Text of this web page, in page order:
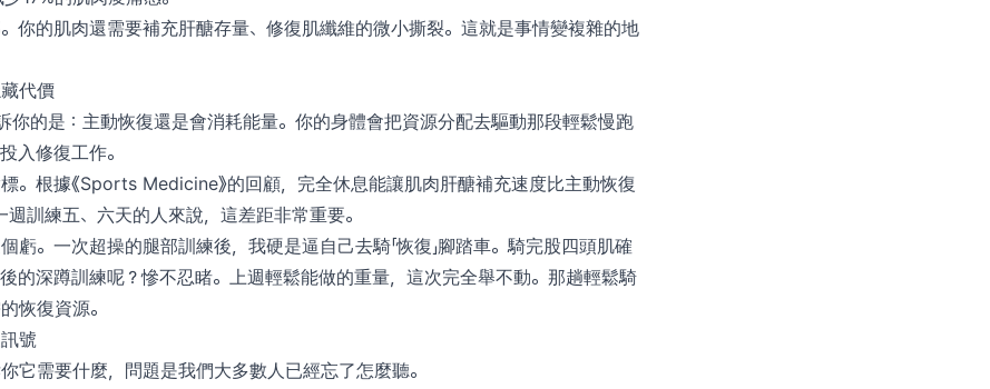
你的肌肉還需要補充肝醣存量、修復肌纖維的微小撕裂。這就是事情變複雜的地
代價
訴你的是：主動恢復還是會消耗能量。你的身體會把資源分配去驅動那段輕鬆慢跑
入修復工作。
。根據《Sports Medicine》的回顧，完全休息能讓肌肉肝醣補充速度比主動恢復
訓練五、六天的人來說，這差距非常重要。
虧。一次超操的腿部訓練後，我硬是逼自己去騎「恢復」腳踏車。騎完股四頭肌確
的深蹲訓練呢？慘不忍睹。上週輕鬆能做的重量，這次完全舉不動。那趟輕鬆騎
恢復資源。
號
它需要什麼，問題是我們大多數人已經忘了怎麼聽。